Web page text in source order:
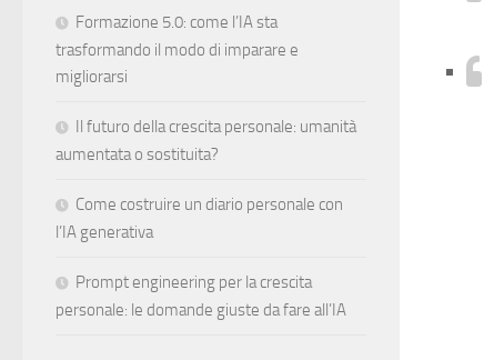
Formazione 5.0: come l’IA sta
trasformando il modo di imparare e
migliorarsi
Il futuro della crescita personale: umanità
aumentata o sostituita?
Come costruire un diario personale con
l’IA generativa
Prompt engineering per la crescita
personale: le domande giuste da fare all’IA